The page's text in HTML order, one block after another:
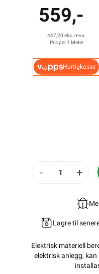
559,-
447,20 eks. mva.
Pris per 1 Meter
Hurtigkasse
- +
Lagre til
Elektrisk materiell
elektrisk anlegg,